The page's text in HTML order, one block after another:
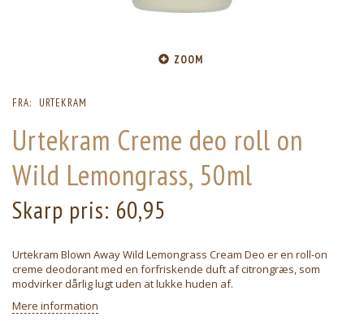
ZOOM
FRA: URTEKRAM
Urtekram Creme deo roll on
Wild Lemongrass, 50ml
Skarp pris: 60,95
Urtekram Blown Away Wild Lemongrass Cream Deo er en roll-on
creme deodorant med en forfriskende duft af citrongræs, som
modvirker dårlig lugt uden at lukke huden af.
Mere information